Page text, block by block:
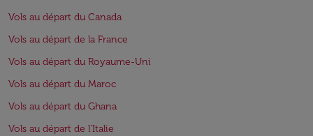
Vols au départ du Canada
Vols au départ de la France
Vols au départ du Royaume-Uni
Vols au départ du Maroc
Vols au départ du Ghana
Vols au départ de l'Italie